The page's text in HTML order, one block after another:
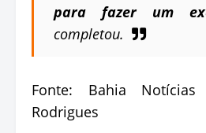
para fazer um
completou.
Fonte: Bahia
Rodrigues